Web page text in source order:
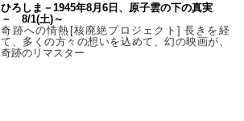
ひろしま－1945年8月6日、原子雲の下の真実
－ 8/1(土)～
奇跡への情熱[核廃絶プロジェクト] 長きを経
て、多くの方々の想いを込めて、幻の映画が、
奇跡のリマスター